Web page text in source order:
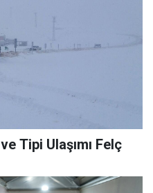
Tipi Ulaşımı Felç